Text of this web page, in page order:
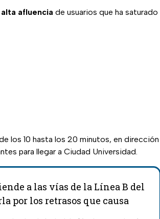
alta afluencia de usuarios que ha saturado
los 10 hasta los 20 minutos, en dirección
para llegar a Ciudad Universidad.
a las vías de la Línea B del
por los retrasos que causa